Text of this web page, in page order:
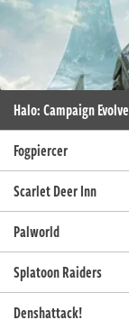
Halo: Campaign
Fogpiercer
Scarlet Deer Inn
Palworld
Splatoon Raiders
Denshattack!